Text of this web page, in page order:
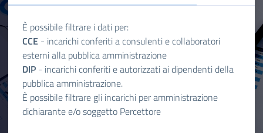
È possibile filtrare i dati per:
CCE - incarichi conferiti a consulenti e collaboratori
esterni alla pubblica amministrazione
DIP - incarichi conferiti e autorizzati ai dipendenti della
pubblica amministrazione.
È possibile filtrare gli incarichi per amministrazione
dichiarante e/o soggetto Percettore